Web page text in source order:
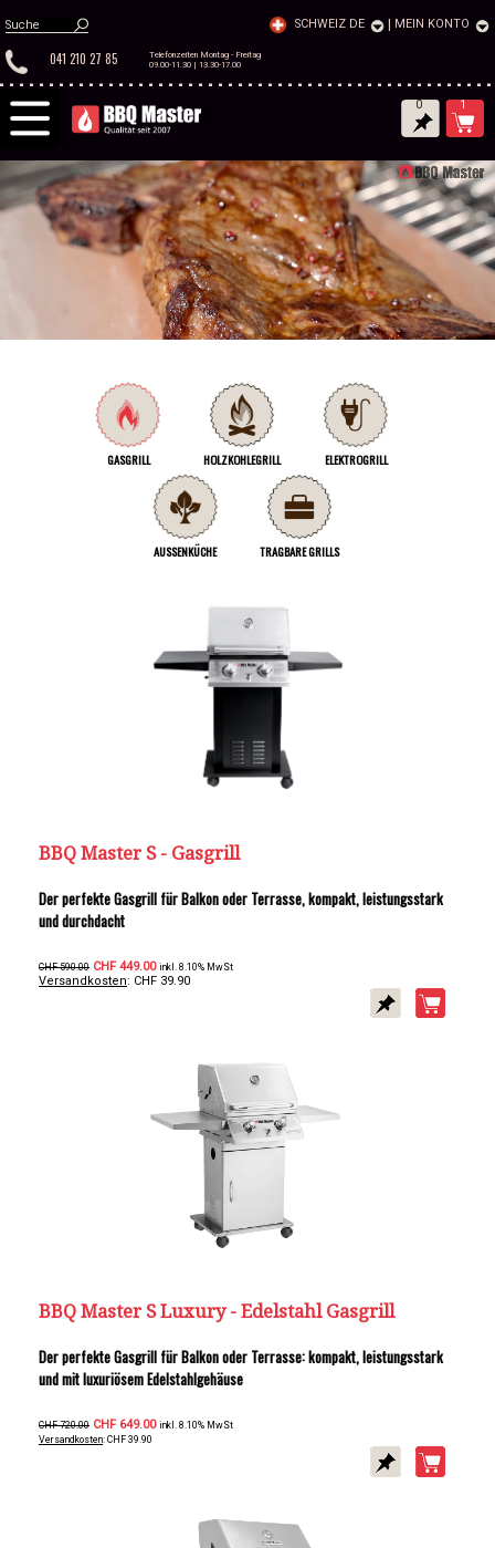
SCHWEIZ DE MEIN KONTO
041 210 27 85
Telefonzeiten Montag - Freitag
09.00-11.30 | 13.30-17.00
0 1
GASGRILL HOLZKOHLEGRILL ELEKTROGRILL
AUSSENKÜCHE TRAGBARE GRILLS
BBQ Master S - Gasgrill
Der perfekte Gasgrill für Balkon oder Terrasse, kompakt, leistungsstark
und durchdacht
CHF 590.00 CHF 449.00 inkl. 8.10% MwSt
Versandkosten: CHF 39.90
BBQ Master S Luxury - Edelstahl Gasgrill
Der perfekte Gasgrill für Balkon oder Terrasse: kompakt, leistungsstark
und mit luxuriösem Edelstahlgehäuse
CHF 720.00 CHF 649.00 inkl. 8.10% MwSt
Versandkosten: CHF 39.90